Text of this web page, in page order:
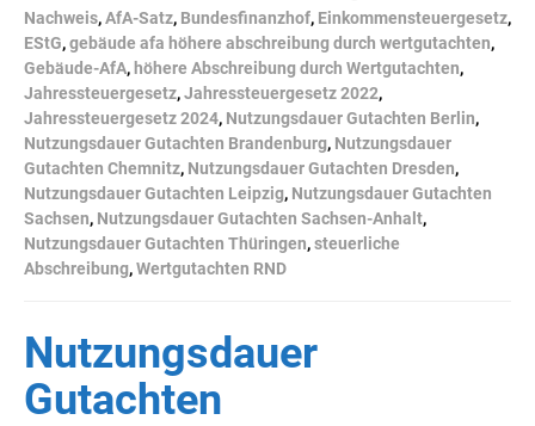
Nachweis,AfA-Satz, Bundesfinanzhof, Einkommensteuergesetz,
EStG,gebäude afa höhere abschreibung durch wertgutachten,
Gebäude-AfA, höhere Abschreibung durch Wertgutachten,
Jahressteuergesetz,Jahressteuergesetz 2022,
Jahressteuergesetz 2024, Nutzungsdauer Gutachten Berlin,
Nutzungsdauer Gutachten Brandenburg, Nutzungsdauer
Gutachten Chemnitz, Nutzungsdauer Gutachten Dresden,
Nutzungsdauer Gutachten Leipzig, Nutzungsdauer Gutachten
Sachsen, Nutzungsdauer Gutachten Sachsen-Anhalt,
Nutzungsdauer Gutachten Thüringen,steuerliche
Abschreibung,Wertgutachten RND
Nutzungsdauer
Gutachten